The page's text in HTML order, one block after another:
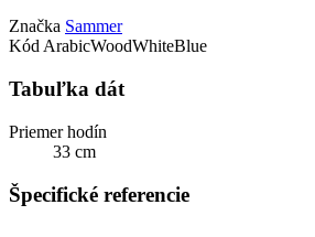
Značka Sammer
KódArabicWoodWhiteBlue
Tabuľka dát
Priemer hodín
33 cm
Špecifické referencie